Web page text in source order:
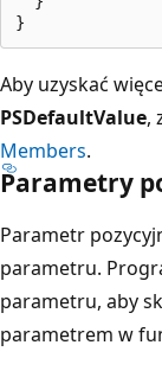
Aby uzyskać
PSDefaultValue,
Members.
Parametry
Parametr
parametru.
parametru, aby
parametrem w